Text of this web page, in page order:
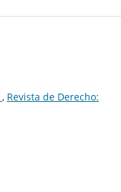
, Revista de Derecho: